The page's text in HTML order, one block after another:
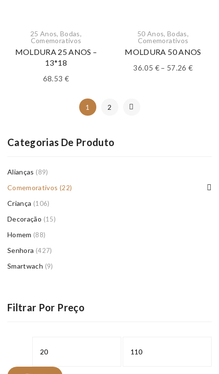
25 Anos,Bodas,
Comemorativos
MOLDURA 25 ANOS –
13*18
68.53 €
50 Anos,Bodas,
Comemorativos
MOLDURA 50 ANOS
36.05 € – 57.26€Price
1 2
Categorias De Produto
Alianças (89)
Comemorativos (22)
Criança (106)
Decoração (15)
Homem (88)
Senhora (427)
Smartwach (9)
Filtrar Por Preço